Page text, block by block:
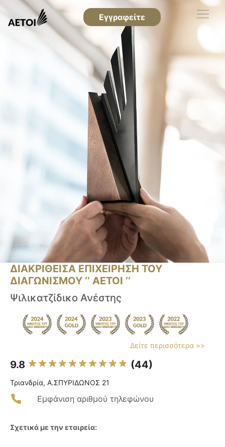
Εγγραφείτε
ΔΙΑΚΡΙΘΕΙΣΑ ΕΠΙΧΕΙΡΗΣΗ ΤΟΥ
ΔΙΑΓΩΝΙΣΜΟΥ ‘’ ΑΕΤΟΙ ‘’
Ψιλικατζίδικο Ανέστης
Δείτε περισσότερα >>
9.8 (44)
Τριανδρία, Α.ΣΠΥΡΙΔΩΝΟΣ 21
Εμφάνιση αριθμού τηλεφώνου
Σχετικά με την εταιρεία: